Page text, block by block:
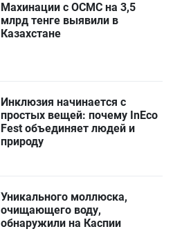
Махинации с ОСМС на 3,5
млрд тенге выявили в
Казахстане
Инклюзия начинается с
простых вещей: почему InEco
Fest объединяет людей и
природу
Уникального моллюска,
очищающего воду,
обнаружили на Каспии